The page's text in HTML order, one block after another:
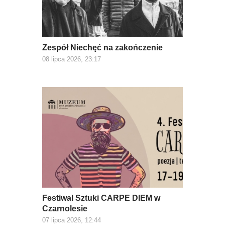
Zespół Niechęć na zakończenie
08 lipca 2026, 23:17
Festiwal Sztuki CARPE DIEM w
Czarnolesie
07 lipca 2026, 12:44